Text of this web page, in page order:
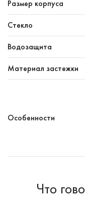
Размер корпуса
Стекло
Водозащита
Материал застежки
Особенности
Что